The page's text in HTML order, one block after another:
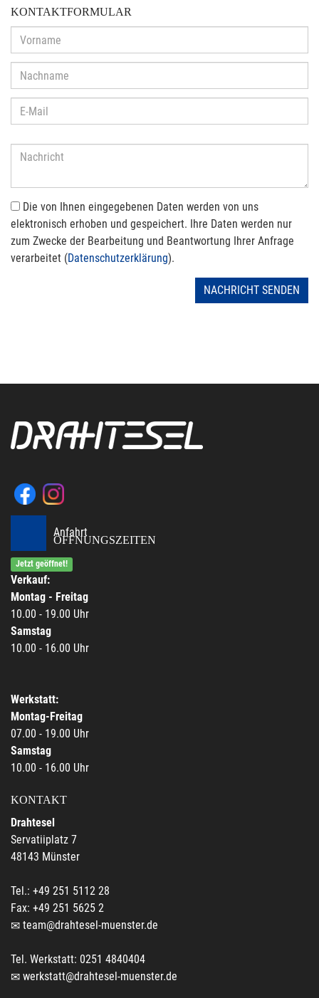
KONTAKTFORMULAR
Die von Ihnen eingegebenen Daten werden von uns
elektronisch erhoben und gespeichert. Ihre Daten werden nur
zum Zwecke der Bearbeitung und Beantwortung Ihrer Anfrage
verarbeitet (Datenschutzerklärung).
NACHRICHT SENDEN
Anfahrt
ÖFFNUNGSZEITEN
Jetzt geöffnet!
Verkauf:
Montag - Freitag
10.00 - 19.00 Uhr
Samstag
10.00 - 16.00 Uhr
Werkstatt:
Montag-Freitag
07.00 - 19.00 Uhr
Samstag
10.00 - 16.00 Uhr
KONTAKT
Drahtesel
Servatiiplatz 7
48143 Münster
Tel.: +49 251 5112 28
Fax: +49 251 5625 2
team@drahtesel-muenster.de
Tel. Werkstatt: 0251 4840404
werkstatt@drahtesel-muenster.de